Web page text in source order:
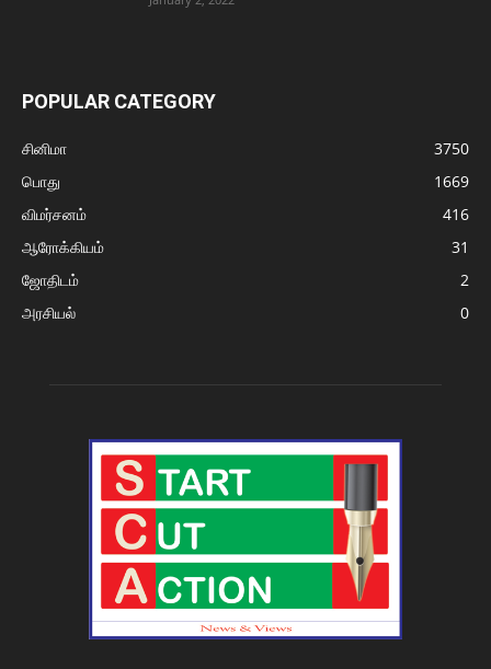
POPULAR CATEGORY
சினிமா
3750
பொது
1669
விமர்சனம்
416
ஆரோக்கியம்
31
ஜோதிடம்
2
அரசியல்
0